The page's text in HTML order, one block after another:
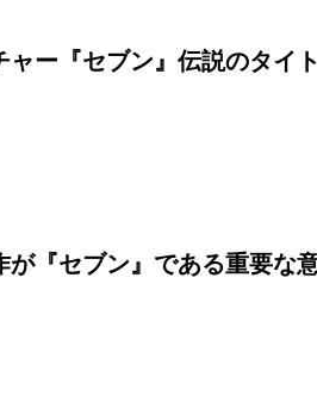
ャー『セブン』伝説のタイ
が『セブン』である重要